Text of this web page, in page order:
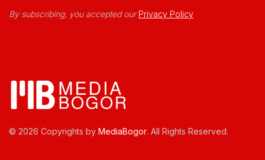
By subscribing, you accepted ourPrivacy Policy
© 2026 Copyrights by MediaBogor. All Rights Reserved.